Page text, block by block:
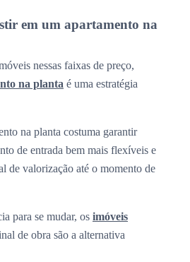
em um apartamento na
nessas faixas de preço,
na planta é uma estratégia
na planta costuma garantir
de entrada bem mais flexíveis e
de valorização até o momento de
para se mudar, os imóveis
de obra são a alternativa